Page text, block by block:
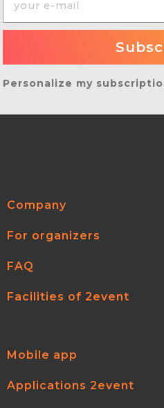
Personalize my
Company
For organizers
FAQ
Facilities of 2event
Mobile app
Applications 2event